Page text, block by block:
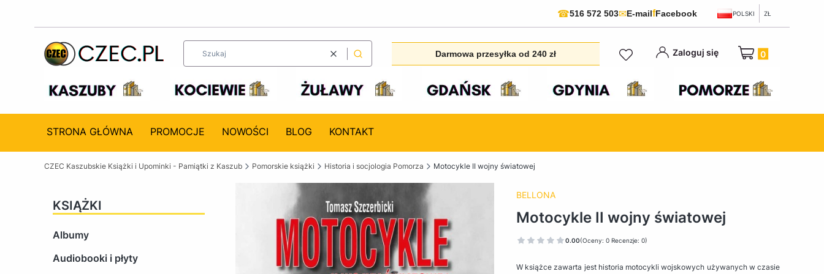
☎516 572 503✉E-mailfFacebook POLSKI ZŁ
WyczyśćSzukaj Darmowa przesyłka od 240 zł Zaloguj się Produkty w
STRONA GŁÓWNA PROMOCJE NOWOŚCI BLOG KONTAKT
CZEC Kaszubskie Książki i Upominki - Pamiątki z Kaszub Pomorskie książki Historia i socjologia Pomorza Motocykle II wojny światowej
KSIĄŻKI
Albumy
Audiobooki i płyty
BELLONA
Motocykle II wojny światowej
0.00(Oceny: 0 Recenzje: 0)
W książce zawarta jest historia motocykli wojskowych używanych w czasie